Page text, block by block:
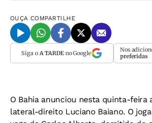
OUÇA COMPARTILHE
Siga o A TARDEno Google Nos
preferidas
O Bahia anunciou nesta quinta-feira
lateral-direito Luciano Baiano. O